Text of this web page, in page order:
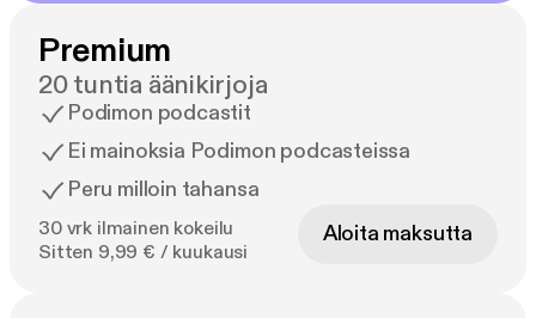
Premium
20 tuntia äänikirjoja
Podimon podcastit
Ei mainoksia Podimon podcasteissa
Peru milloin tahansa
30 vrk ilmainen kokeilu
Sitten 9,99 € / kuukausi
Aloita maksutta